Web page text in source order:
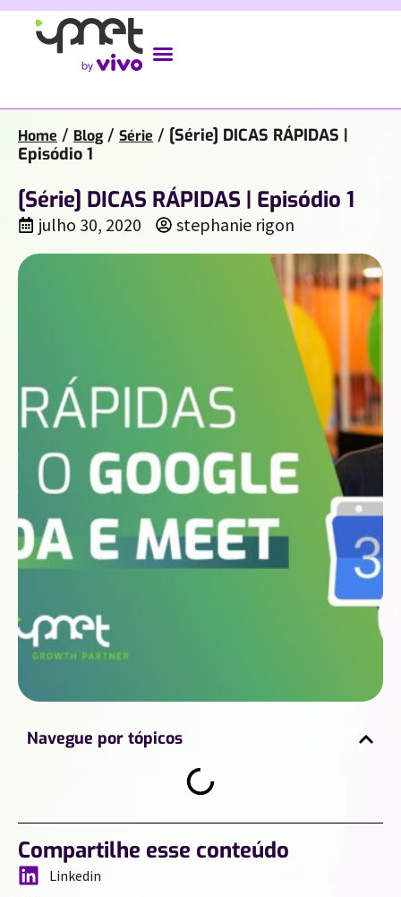
Home / Blog / Série / [Série] DICAS RÁPIDAS |
Episódio 1
[Série] DICAS RÁPIDAS | Episódio 1
julho 30, 2020 stephanie rigon
Navegue por tópicos
Compartilhe esse conteúdo
Linkedin